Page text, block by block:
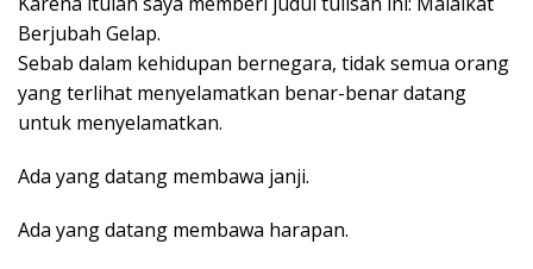
Berjubah Gelap.
Sebab dalam kehidupan bernegara, tidak semua orang
yang terlihat menyelamatkan benar-benar datang
untuk menyelamatkan.
Ada yang datang membawa janji.
Ada yang datang membawa harapan.